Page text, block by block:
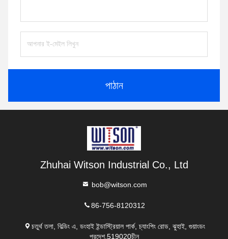
পাঠান
Zhuhai Witson Industrial Co., Ltd
bob@witson.com
86-756-8120312
চতুর্থ তলা, বিল্ডিং এ, ডংহাই ইন্ডাস্ট্রিয়াল পার্ক, চ্যাংপিং রোড, ঝুহাই, গুয়াংডং
প্রদেশ,519020চীন